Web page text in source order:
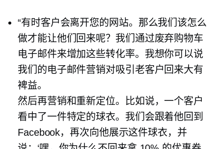
“有时客户会离开您的网站。那么我们该怎么
做才能让他们回来呢？我们通过废弃购物车
电子邮件来增加这些转化率。我想你可以说
我们的电子邮件营销对吸引老客户回来大有
裨益。
然后再营销和重新定位。比如说，一个客户
看中了一件特定的球衣。我们会跟着他回到
Facebook，再次向他展示这件球衣，并